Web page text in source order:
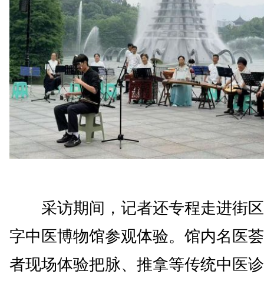
采访期间，记者还专程走进街区
字中医博物馆参观体验。馆内名医
者现场体验把脉、推拿等传统中医